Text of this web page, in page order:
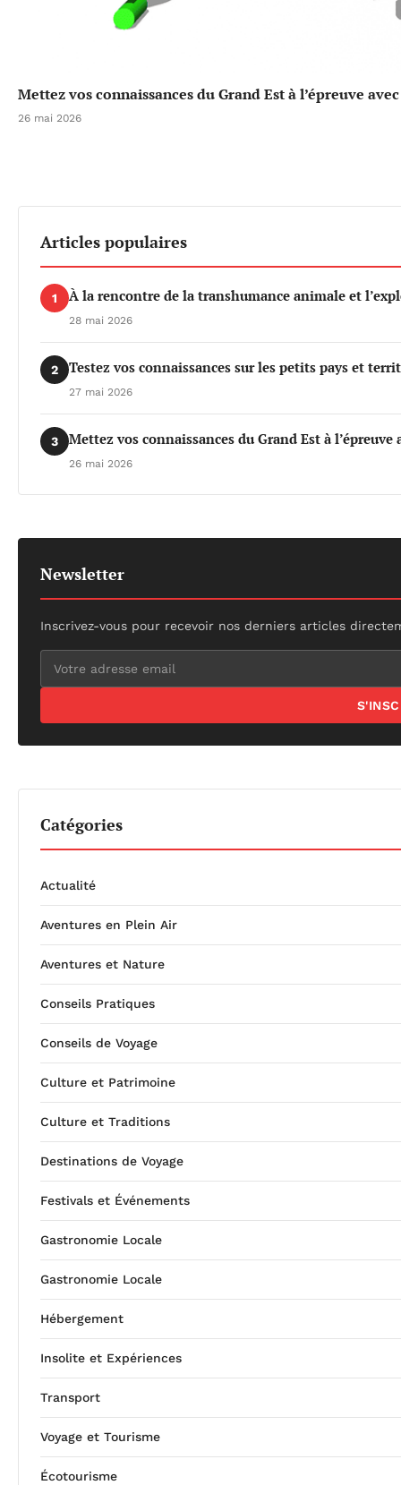
Mettez vos connaissances du Grand Est à l’épreuve
26 mai 2026
Articles populaires
1 À la rencontre de la transhumance animale et
28 mai 2026
2 Testez vos connaissances sur les petits pays et
27 mai 2026
3 Mettez vos connaissances du Grand Est à
26 mai 2026
Newsletter
Inscrivez-vous pour recevoir nos derniers articles
Catégories
Actualité
Aventures en Plein Air
Aventures et Nature
Conseils Pratiques
Conseils de Voyage
Culture et Patrimoine
Culture et Traditions
Destinations de Voyage
Festivals et Événements
Gastronomie Locale
Gastronomie Locale
Hébergement
Insolite et Expériences
Transport
Voyage et Tourisme
Écotourisme